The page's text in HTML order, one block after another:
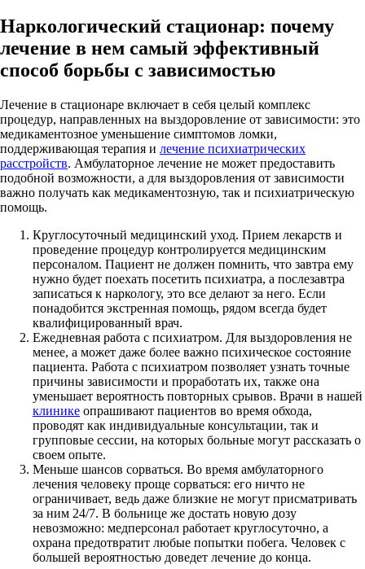
Наркологический стационар: почему
лечение в нем самый эффективный
способ борьбы с зависимостью
Лечение в стационаре включает в себя целый комплекс
процедур, направленных на выздоровление от зависимости: это
медикаментозное уменьшение симптомов ломки,
поддерживающая терапия и лечение психиатрических
расстройств. Амбулаторное лечение не может предоставить
подобной возможности, а для выздоровления от зависимости
важно получать как медикаментозную, так и психиатрическую
помощь.
Круглосуточный медицинский уход. Прием лекарств и
проведение процедур контролируется медицинским
персоналом. Пациент не должен помнить, что завтра ему
нужно будет поехать посетить психиатра, а послезавтра
записаться к наркологу, это все делают за него. Если
понадобится экстренная помощь, рядом всегда будет
квалифицированный врач.
Ежедневная работа с психиатром. Для выздоровления не
менее, а может даже более важно психическое состояние
пациента. Работа с психиатром позволяет узнать точные
причины зависимости и проработать их, также она
уменьшает вероятность повторных срывов. Врачи в нашей
клинике опрашивают пациентов во время обхода,
проводят как индивидуальные консультации, так и
групповые сессии, на которых больные могут рассказать о
своем опыте.
Меньше шансов сорваться. Во время амбулаторного
лечения человеку проще сорваться: его ничто не
ограничивает, ведь даже близкие не могут присматривать
за ним 24/7. В больнице же достать новую дозу
невозможно: медперсонал работает круглосуточно, а
охрана предотвратит любые попытки побега. Человек с
большей вероятностью доведет лечение до конца.